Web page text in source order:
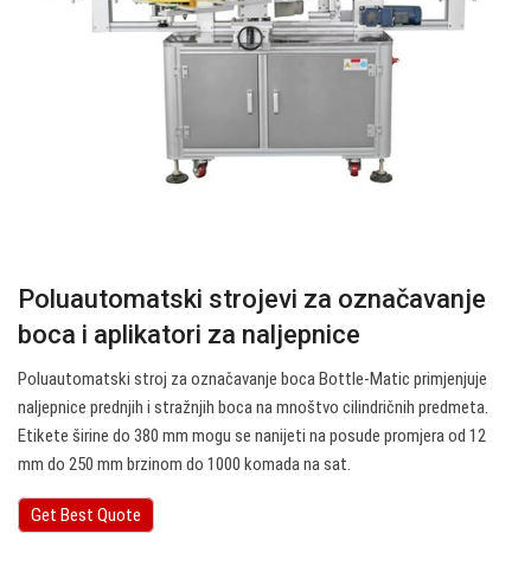
Poluautomatski strojevi za označavanje
boca i aplikatori za naljepnice
Poluautomatski stroj za označavanje boca Bottle-Matic primjenjuje
naljepnice prednjih i stražnjih boca na mnoštvo cilindričnih predmeta.
Etikete širine do 380 mm mogu se nanijeti na posude promjera od 12
mm do 250 mm brzinom do 1000 komada na sat.
Get Best Quote